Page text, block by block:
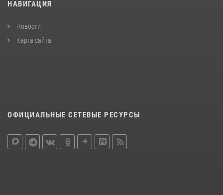
НАВИГАЦИЯ
Новости
Карта сайта
ОФИЦИАЛЬНЫЕ СЕТЕВЫЕ РЕСУРСЫ